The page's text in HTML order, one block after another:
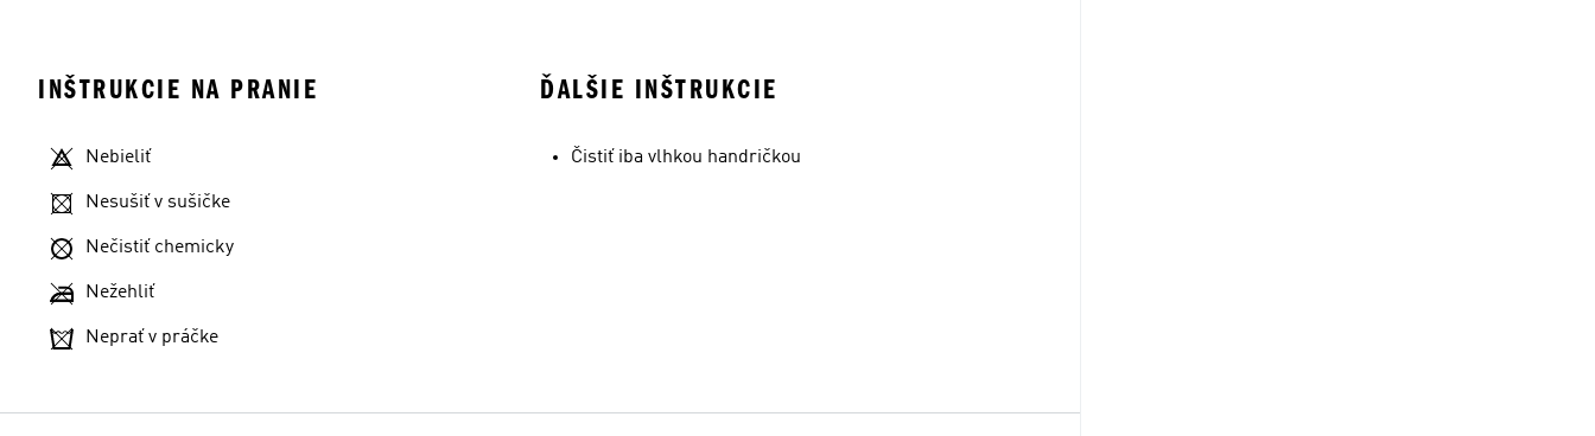
INŠTRUKCIE NA PRANIE
Nebieliť
Nesušiť v sušičke
Nečistiť chemicky
Nežehliť
Neprať v práčke
ĎALŠIE INŠTRUKCIE
Čistiť iba vlhkou handričkou